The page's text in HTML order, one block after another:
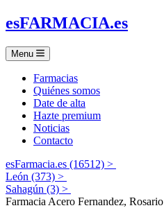
esFARMACIA.es
Menu
Farmacias
Quiénes somos
Date de alta
Hazte premium
Noticias
Contacto
esFarmacia.es (16512) >
León (373) >
Sahagún (3) >
Farmacia Acero Fernandez, Rosario